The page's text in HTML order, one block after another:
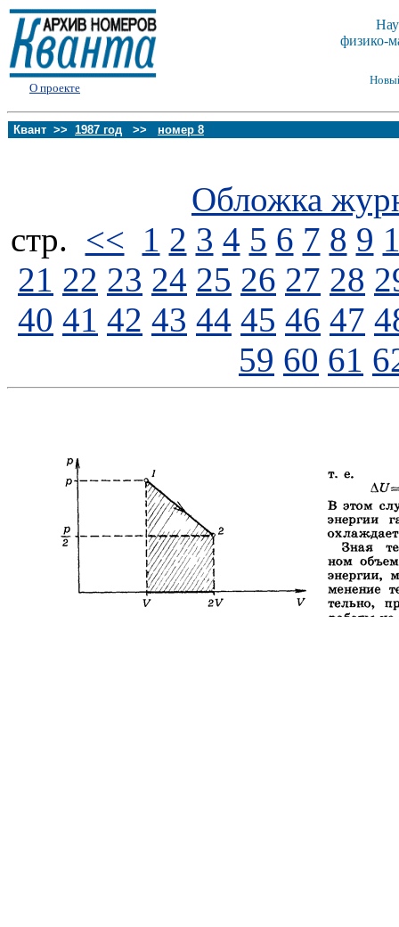
О проекте
физико-
Квант >> 1987 год >> номер 8
Обложка
стp. << 1 2 3 4 5 6 7 8 9
21 22 23 24 25 26 27 28
40 41 42 43 44 45 46 47
59 60 61